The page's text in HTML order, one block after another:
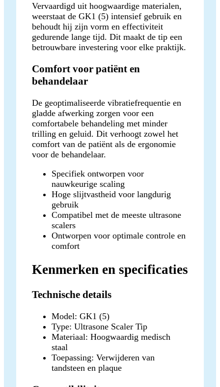
Vervaardigd uit hoogwaardige materialen,
weerstaat de GK1 (5) intensief gebruik en
behoudt hij zijn vorm en effectiviteit
gedurende lange tijd. Dit maakt de tip een
betrouwbare investering voor elke praktijk.
Comfort voor patiënt en
behandelaar
De geoptimaliseerde vibratiefrequentie en
gladde afwerking zorgen voor een
comfortabele behandeling met minder
trilling en geluid. Dit verhoogt zowel het
comfort van de patiënt als de ergonomie
voor de behandelaar.
Specifiek ontworpen voor
nauwkeurige scaling
Hoge slijtvastheid voor langdurig
gebruik
Compatibel met de meeste ultrasone
scalers
Ontworpen voor optimale controle en
comfort
Kenmerken en specificaties
Technische details
Model: GK1 (5)
Type: Ultrasone Scaler Tip
Materiaal: Hoogwaardig medisch
staal
Toepassing: Verwijderen van
tandsteen en plaque